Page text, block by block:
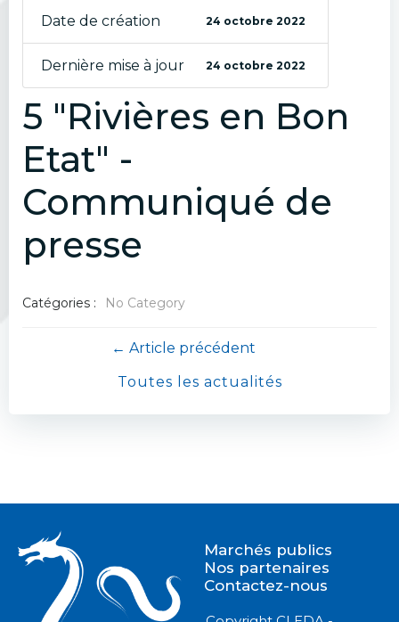
Date de création 24 octobre 2022
Dernière mise à jour 24 octobre 2022
5 "Rivières en Bon
Etat" -
Communiqué de
presse
Catégories : No Category
Navigation
de
← Article précédent
Toutes les actualités
Marchés publics
Nos partenaires
Contactez-nous